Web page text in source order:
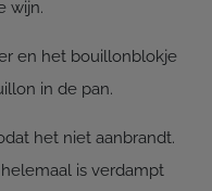
wijn.
en het bouillonblokje
in de pan.
het niet aanbrandt.
is verdampt